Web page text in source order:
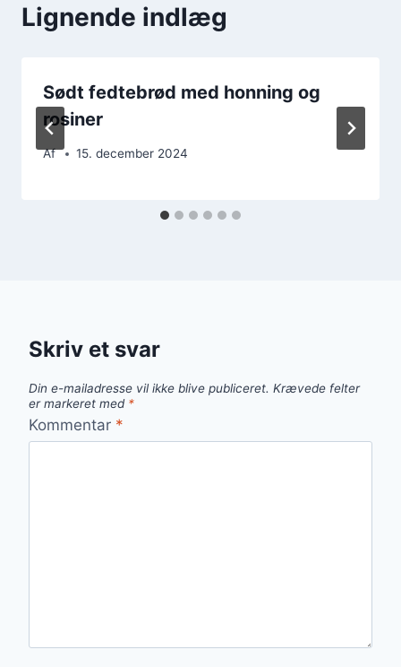
Lignende indlæg
Sødt fedtebrød med honning og
rosiner
Af 15. december 2024
Skriv et svar
Din e-mailadresse vil ikke blive publiceret. Krævede felter
er markeret med *
Kommentar *